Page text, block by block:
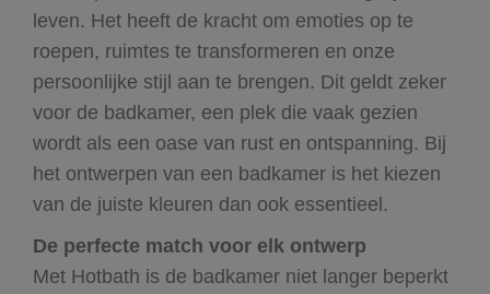
leven. Het heeft de kracht om emoties op te
roepen, ruimtes te transformeren en onze
persoonlijke stijl aan te brengen. Dit geldt zeker
voor de badkamer, een plek die vaak gezien
wordt als een oase van rust en ontspanning. Bij
het ontwerpen van een badkamer is het kiezen
van de juiste kleuren dan ook essentieel.
De perfecte match voor elk ontwerp
Met Hotbath is de badkamer niet langer beperkt